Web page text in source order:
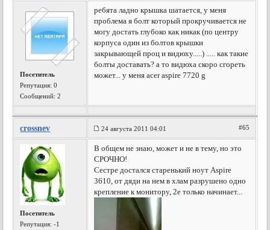
Посетитель
Репутация:0
Сообщений: 2
ребята ладно крышка шатается, у меня
проблема я болт который прокручивается не
могу достать глубоко как никак (по центру
корпуса один из болтов крышки
закрывающей проц и видюху.....) ..... как такие
болты доставать? а то видюха скоро сгореть
может... у меня acer aspire 7720 g
crossnev 24 августа 2011 04:01 #65
Посетитель
Репутация:-1
В общем не знаю, может и не в тему, но это
СРОЧНО!
Сестре достался старенький ноут Aspire
3610, от дяди на нем в хлам разрушено одно
крепление к монитору, 2е только начинает...